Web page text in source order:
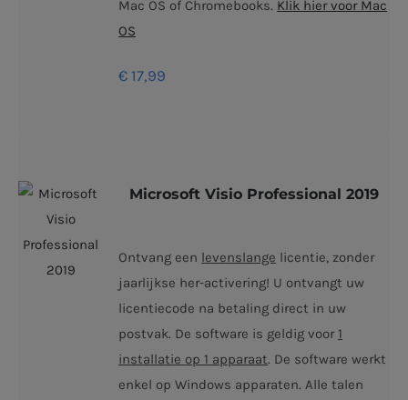
Mac OS of Chromebooks. Klik hier voor Mac
OS
€ 17,99
Microsoft Visio Professional 2019
Ontvang een levenslange licentie, zonder
jaarlijkse her-activering! U ontvangt uw
licentiecode na betaling direct in uw
postvak. De software is geldig voor 1
installatie op 1 apparaat. De software werkt
enkel op Windows apparaten. Alle talen